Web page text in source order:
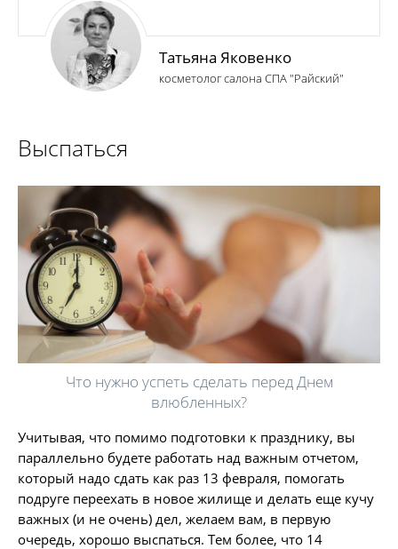
Татьяна Яковенко
косметолог салона СПА "Райский"
Выспаться
Что нужно успеть сделать перед Днем
влюбленных?
Учитывая, что помимо подготовки к празднику, вы
параллельно будете работать над важным отчетом,
который надо сдать как раз 13 февраля, помогать
подруге переехать в новое жилище и делать еще кучу
важных (и не очень) дел, желаем вам, в первую
очередь, хорошо выспаться. Тем более, что 14